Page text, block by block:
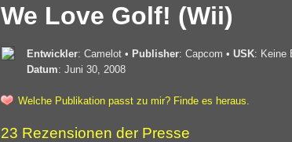
We Love Golf! (Wii)
Entwickler: Camelot • Publisher: Capcom • USK: Keine
Datum: Juni 30, 2008
Welche Publikation passt zu mir? Finde es heraus.
23 Rezensionen der Presse